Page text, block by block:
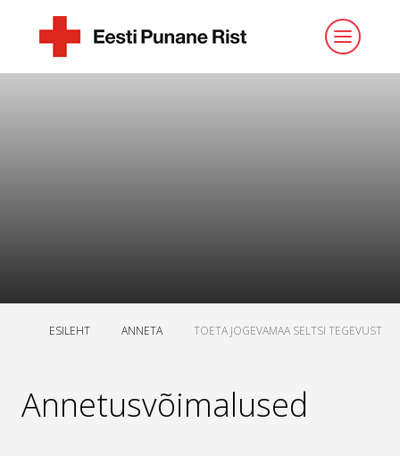
ESILEHT ANNETA TOETA JOGEVAMAA SELTSI TEGEVUST
Annetusvõimalused